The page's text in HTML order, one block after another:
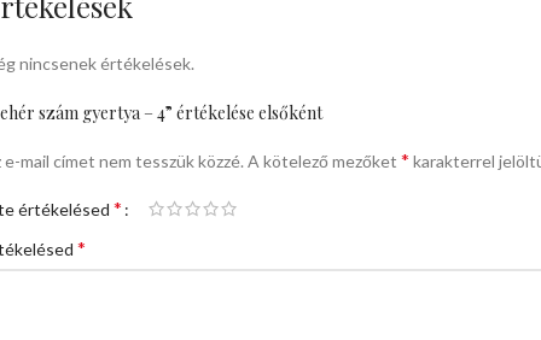
nincsenek értékelések.
szám gyertya – 4” értékelése elsőként
e-mail címet nem tesszük közzé. A kötelező mezőket * karakterrel
értékelésed *
*